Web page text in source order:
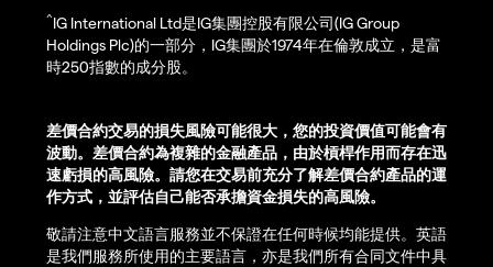
^IG International Ltd是IG集團控股有限公司(IG Group
Holdings Plc)的一部分，IG集團於1974年在倫敦成立，是富
時250指數的成分股。
差價合約交易的損失風險可能很大，您的投資價值可能會有
波動。差價合約為複雜的金融產品，由於槓桿作用而存在迅
速虧損的高風險。請您在交易前充分了解差價合約產品的運
作方式，並評估自己能否承擔資金損失的高風險。
敬請注意中文語言服務並不保證在任何時候均能提供。英語
是我們服務所使用的主要語言，亦是我們所有合同文件中具